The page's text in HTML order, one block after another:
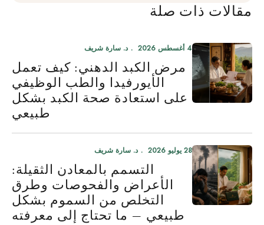
مقالات ذات صلة
مرض الكبد الدهني: كيف تعمل
الأيورفيدا والطب الوظيفي
على استعادة صحة الكبد بشكل
طبيعي
4 أغسطس 2026 د. سارة شريف
التسمم بالمعادن الثقيلة:
الأعراض والفحوصات وطرق
التخلص من السموم بشكل
طبيعي — ما تحتاج إلى معرفته
28 يوليو 2026 د. سارة شريف